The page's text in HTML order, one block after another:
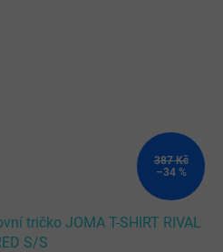
387 Kč
–34 %
tričko JOMA T-SHIRT RIVAL
S/S